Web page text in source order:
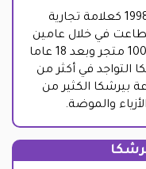
تم إنشاء متجر بيرشكا في عام 1998 كعلامة تجارية
في خلال عامين
فقط أن تفرض وجودها في أكثر من 100 متجر وبعد 18 عاما
في أكثر من
بيرشكا الكثير من
والموضة.